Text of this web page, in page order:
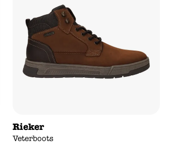
Rieker
Veterboots